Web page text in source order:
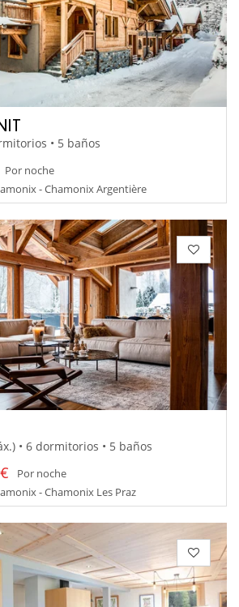
• 5 baños
Por noche
- Chamonix Argentière
• 6 dormitorios • 5 baños
Por noche
- Chamonix Les Praz